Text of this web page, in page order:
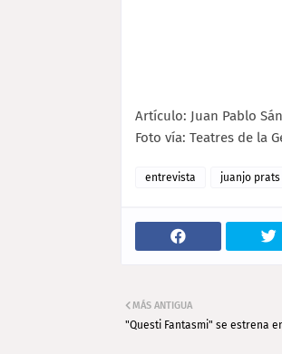
Artículo: Juan Pablo
Foto vía: Teatres de la
entrevista juanjo prats
MÁS ANTIGUA
"Questi Fantasmi" se estrena